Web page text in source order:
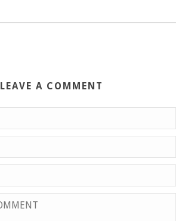
LEAVE A COMMENT